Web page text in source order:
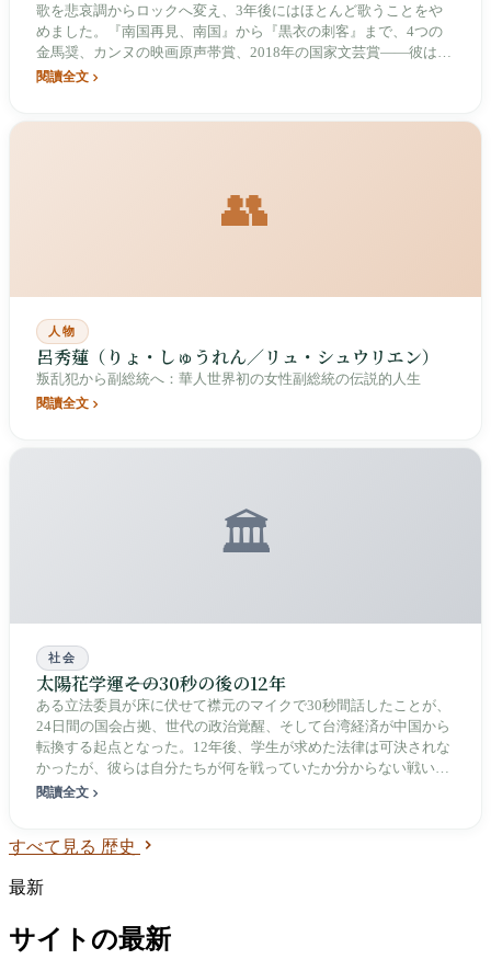
歌を悲哀調からロックへ変え、3年後にはほとんど歌うことをや
めました。『南国再見、南国』から『黒衣の刺客』まで、4つの
金馬奨、カンヌの映画原声帯賞、2018年の国家文芸賞——彼は30
年かけてスター身分を畳み込み、侯孝賢と賈樟柯の背後でシンセ
閱讀全文
👥
人物
呂秀蓮（りょ・しゅうれん／リュ・シュウリエン）
叛乱犯から副総統へ：華人世界初の女性副総統の伝説的人生
閱讀全文
🏛️
社会
太陽花学運――その30秒の後の12年
ある立法委員が床に伏せて襟元のマイクで30秒間話したことが、
24日間の国会占拠、世代の政治覚醒、そして台湾経済が中国から
転換する起点となった。12年後、学生が求めた法律は可決されな
かったが、彼らは自分たちが何を戦っていたか分からない戦いに
勝利した。
閱讀全文
すべて見る 歴史
最新
サイトの最新